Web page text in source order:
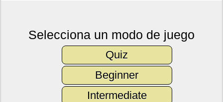
Selecciona un modo de juego
Quiz
Beginner
Intermediate